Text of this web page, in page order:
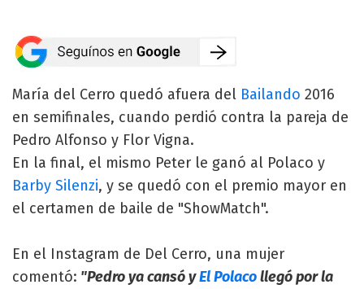
María del Cerro quedó afuera del Bailando 2016
en semifinales, cuando perdió contra la pareja de
Pedro Alfonso y Flor Vigna.
En la final, el mismo Peter le ganó al Polaco y
Barby Silenzi, y se quedó con el premio mayor en
el certamen de baile de "ShowMatch".
En el Instagram de Del Cerro, una mujer
comentó: "Pedro ya cansó yEl Polacollegó por la